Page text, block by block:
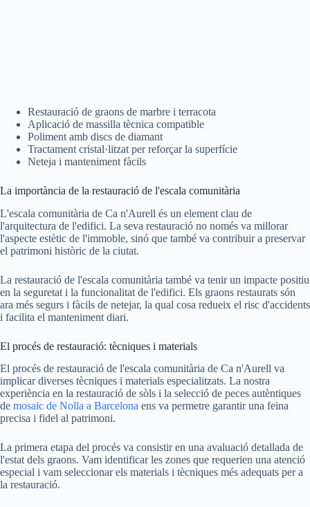
Restauració de graons de marbre i terracota
Aplicació de massilla tècnica compatible
Poliment amb discs de diamant
Tractament cristal·litzat per reforçar la superfície
Neteja i manteniment fàcils
La importància de la restauració de l'escala comunitària
L'escala comunitària de Ca n'Aurell és un element clau de
l'arquitectura de l'edifici. La seva restauració no només va millorar
l'aspecte estètic de l'immoble, sinó que també va contribuir a preservar
el patrimoni històric de la ciutat.
La restauració de l'escala comunitària també va tenir un impacte positiu
en la seguretat i la funcionalitat de l'edifici. Els graons restaurats són
ara més segurs i fàcils de netejar, la qual cosa redueix el risc d'accidents
i facilita el manteniment diari.
El procés de restauració: tècniques i materials
El procés de restauració de l'escala comunitària de Ca n'Aurell va
implicar diverses tècniques i materials especialitzats. La nostra
experiència en la restauració de sòls i la selecció de peces autèntiques
de mosaic de Nolla a Barcelona ens va permetre garantir una feina
precisa i fidel al patrimoni.
La primera etapa del procés va consistir en una avaluació detallada de
l'estat dels graons. Vam identificar les zones que requerien una atenció
especial i vam seleccionar els materials i tècniques més adequats per a
la restauració.